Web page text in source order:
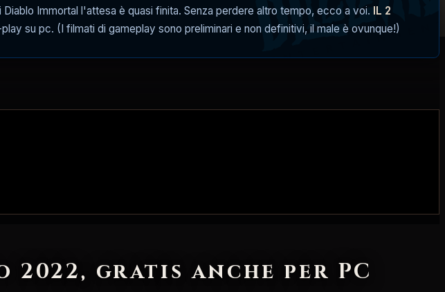
gratis anche per PC
Immortal l'attesa è quasi finita. Senza perdere altro tempo, ecco a voi. IL 2
su pc. (I filmati di gameplay sono preliminari e non definitivi, il male è ovunque!)